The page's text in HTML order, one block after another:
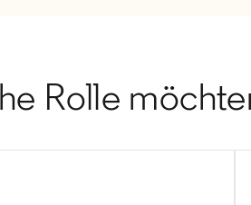
Rolle